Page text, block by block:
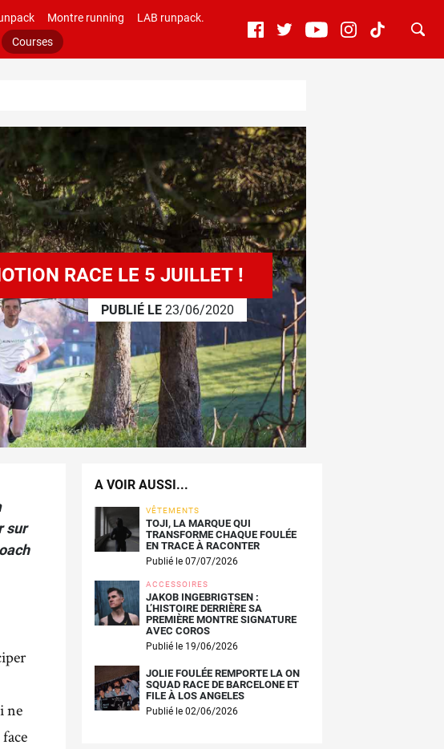
Montre running
LAB runpack.
Courses
RACE LE 5 JUILLET !
PUBLIÉ LE23/06/2020
sur
ne
A VOIR AUSSI...
VÊTEMENTS
TOJI, LA MARQUE QUI
TRANSFORME CHAQUE FOULÉE
EN TRACE À RACONTER
Publié le 07/07/2026
ACCESSOIRES
JAKOB INGEBRIGTSEN :
L’HISTOIRE DERRIÈRE SA
PREMIÈRE MONTRE SIGNATURE
AVEC COROS
Publié le 19/06/2026
JOLIE FOULÉE REMPORTE LA ON
SQUAD RACE DE BARCELONE ET
FILE À LOS ANGELES
Publié le 02/06/2026